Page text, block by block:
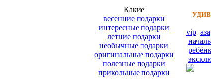
Какие
весенние подарки
интересные подарки
летние подарки
необычные подарки
оригинальные подарки
полезные подарки
прикольные подарки
vip